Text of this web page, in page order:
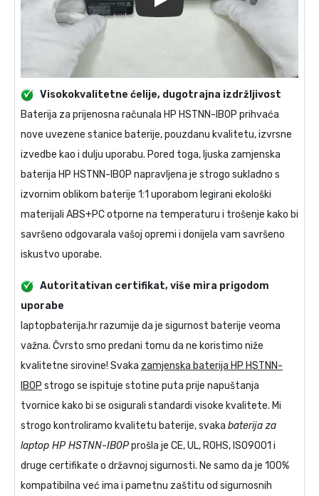
Visokokvalitetne ćelije, dugotrajna izdržljivost
Baterija za prijenosna računala HP HSTNN-IB0P prihvaća
nove uvezene stanice baterije, pouzdanu kvalitetu, izvrsne
izvedbe kao i dulju uporabu. Pored toga, ljuska zamjenska
baterija HP HSTNN-IB0P napravljena je strogo sukladno s
izvornim oblikom baterije 1:1 uporabom legirani ekološki
materijali ABS+PC otporne na temperaturu i trošenje kako bi
savršeno odgovarala vašoj opremi i donijela vam savršeno
iskustvo uporabe.
Autoritativan certifikat, više mira prigodom
uporabe
laptopbaterija.hr razumije da je sigurnost baterije veoma
važna. Čvrsto smo predani tomu da ne koristimo niže
kvalitetne sirovine! Svaka zamjenska baterija HP HSTNN-
IB0P strogo se ispituje stotine puta prije napuštanja
tvornice kako bi se osigurali standardi visoke kvalitete. Mi
strogo kontroliramo kvalitetu baterije, svaka baterija za
laptop HP HSTNN-IB0Pprošla je CE, UL, ROHS, ISO9001 i
druge certifikate o državnoj sigurnosti. Ne samo da je 100%
kompatibilna već ima i pametnu zaštitu od sigurnosnih